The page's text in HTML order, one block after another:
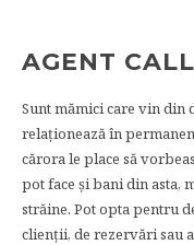
AGENT
Sunt mămici care vin din
relaționează în
cărora le place să
pot face și bani din asta,
străine. Pot opta pentru
clienții, de rezervări sau